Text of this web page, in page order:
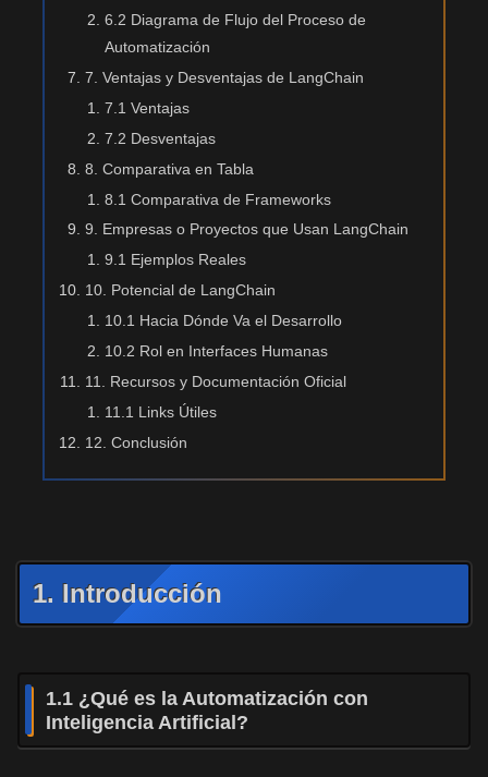
6.2 Diagrama de Flujo del Proceso de
Automatización
7. Ventajas y Desventajas de LangChain
7.1 Ventajas
7.2 Desventajas
8. Comparativa en Tabla
8.1 Comparativa de Frameworks
9. Empresas o Proyectos que Usan LangChain
9.1 Ejemplos Reales
10. Potencial de LangChain
10.1 Hacia Dónde Va el Desarrollo
10.2 Rol en Interfaces Humanas
11. Recursos y Documentación Oficial
11.1 Links Útiles
12. Conclusión
1. Introducción
1.1 ¿Qué es la Automatización con
Inteligencia Artificial?